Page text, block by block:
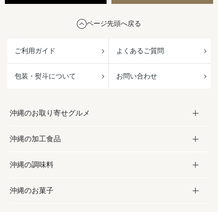
ページ先頭へ戻る
ご利用ガイド よくあるご質問
包装・熨斗について お問い合わせ
沖縄のお取り寄せグルメ
お取り寄せグルメ
フルーツ・野菜
お肉
沖縄の加工食品
加工食品
缶詰／パウチ
沖縄の調味料
調味料
沖縄のお菓子